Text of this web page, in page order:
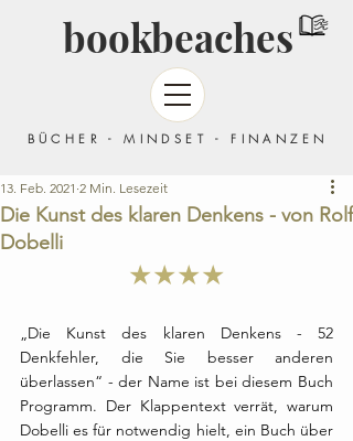
bookbeaches
BÜCHER - MINDSET - FINANZEN
Die Kunst des klaren Denkens - von Rolf
Dobelli
13. Feb. 2021 2 Min. Lesezeit
★★★★
„Die Kunst des klaren Denkens - 52
Denkfehler, die Sie besser anderen
überlassen“ - der Name ist bei diesem Buch
Programm. Der Klappentext verrät, warum
Dobelli es für notwendig hielt, ein Buch über